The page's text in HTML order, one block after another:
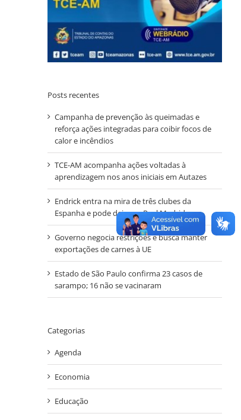
Posts recentes
Campanha de prevenção às queimadas e
reforça ações integradas para coibir focos de
calor e incêndios
TCE-AM acompanha ações voltadas à
aprendizagem nos anos iniciais em Autazes
Endrick entra na mira de três clubes da
Espanha e pode deixar o Real Madrid
Governo negocia restrições e busca manter
exportações de carnes à UE
Estado de São Paulo confirma 23 casos de
sarampo; 16 não se vacinaram
Categorias
Agenda
Economia
Educação